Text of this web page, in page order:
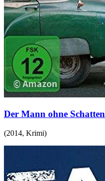
Der Mann ohne Schatten
(2014, Krimi)